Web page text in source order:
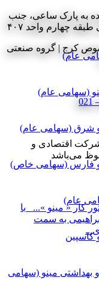
عام)
(سهامی عام)
شرق (سهامی عام)
فارس (سهامی خاص)
عام)
کاسپین
بهداشتی مینو (سهامی
به پارک ساعی، جنب
چهارم واحد ۴۰۷
10 جاده مخصوص کرج | گروه صنعتی
اقتصادی و
کار « مینو »...
با
به سمت